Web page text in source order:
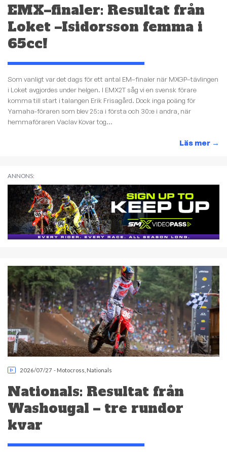
EMX–finaler: Resultat från
Loket –Isidorsson femma i
65cc!
Som vanligt var det dags för ett antal EM–finaler när MXGP–tävlingen
i Loket avgjordes under helgen. I EMX2T såg vi en svensk förare
komma till start i talangen Erik Frisagård. Dock inga poäng för
Yamaha-föraren som blev 25:a i första och 30:e i andra, när
hemmaföraren Vaclav Kovar tog...
Läs mer →
ANNONS:
2026/07/27 - Motocross Nationals
Nationals: Resultat från
Washougal – tre rundor
kvar